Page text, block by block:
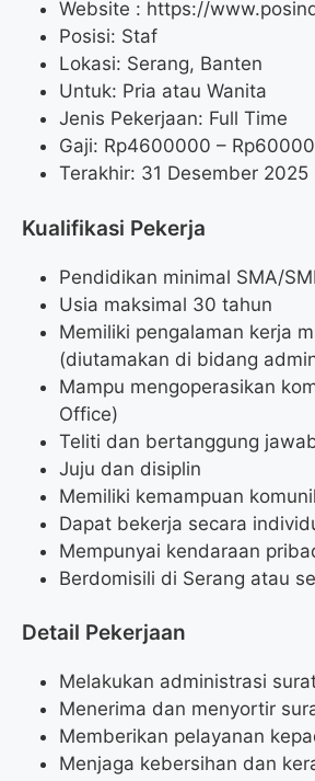
Website : https://
Posisi: Staf
Lokasi: Serang, Banten
Untuk: Pria atau Wanita
Jenis Pekerjaan: Full Time
Gaji: Rp4600000 – Rp
Terakhir: 31 Desember 2025
Kualifikasi Pekerja
Pendidikan minimal SMA/
Usia maksimal 30 tahun
Memiliki pengalaman kerja
(diutamakan di bidang
Mampu mengoperasikan
Office)
Teliti dan bertanggung
Juju dan disiplin
Memiliki kemampuan
Dapat bekerja secara
Mempunyai kendaraan
Berdomisili di Serang atau
Detail Pekerjaan
Melakukan administrasi
Menerima dan menyortir
Memberikan pelayanan
Menjaga kebersihan dan